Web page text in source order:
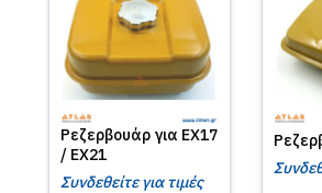
Ρεζερβουάρ για EX17
/ EX21
Συνδεθείτε για τιμές